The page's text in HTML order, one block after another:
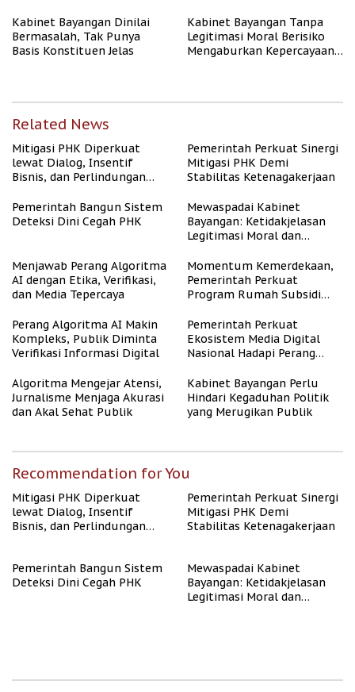
Kabinet Bayangan Dinilai
Bermasalah, Tak Punya
Basis Konstituen Jelas
Kabinet Bayangan Tanpa
Legitimasi Moral Berisiko
Mengaburkan Kepercayaan
Related News
Mitigasi PHK Diperkuat
lewat Dialog, Insentif
Bisnis, dan Perlindungan
Pemerintah Perkuat Sinergi
Mitigasi PHK Demi
Stabilitas Ketenagakerjaan
Pemerintah Bangun Sistem
Deteksi Dini Cegah PHK
Mewaspadai Kabinet
Bayangan: Ketidakjelasan
Legitimasi Moral dan
Menjawab Perang Algoritma
AI dengan Etika, Verifikasi,
dan Media Tepercaya
Momentum Kemerdekaan,
Pemerintah Perkuat
Program Rumah Subsidi
Berpenghasilan Rendah
Perang Algoritma AI Makin
Kompleks, Publik Diminta
Verifikasi Informasi Digital
Pemerintah Perkuat
Ekosistem Media Digital
Nasional Hadapi Perang
Algoritma Mengejar Atensi,
Jurnalisme Menjaga Akurasi
dan Akal Sehat Publik
Kabinet Bayangan Perlu
Hindari Kegaduhan Politik
yang Merugikan Publik
Recommendation for You
Mitigasi PHK Diperkuat
lewat Dialog, Insentif
Bisnis, dan Perlindungan
Pemerintah Perkuat Sinergi
Mitigasi PHK Demi
Stabilitas Ketenagakerjaan
Pemerintah Bangun Sistem
Deteksi Dini Cegah PHK
Mewaspadai Kabinet
Bayangan: Ketidakjelasan
Legitimasi Moral dan